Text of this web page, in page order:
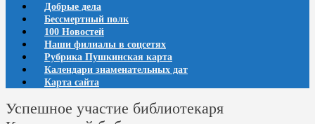
Добрые дела
Бессмертный полк
100 Новостей
Наши филиалы в соцсетях
Рубрика Пушкинская карта
Календари знаменательных дат
Карта сайта
Успешное участие библиотекаря